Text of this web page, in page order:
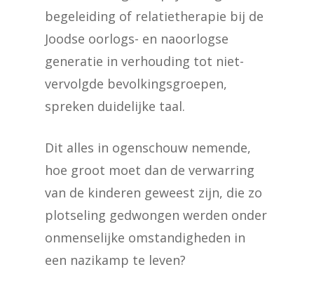
begeleiding of relatietherapie bij de
Joodse oorlogs- en naoorlogse
generatie in verhouding tot niet-
vervolgde bevolkingsgroepen,
spreken duidelijke taal.
Dit alles in ogenschouw nemende,
hoe groot moet dan de verwarring
van de kinderen geweest zijn, die zo
plotseling gedwongen werden onder
onmenselijke omstandigheden in
een nazikamp te leven?